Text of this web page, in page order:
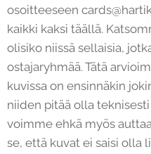
osoitteeseen
kaikki kaksi täällä.
olisiko niissä sellaisia,
ostajaryhmää. Tätä
kuvissa on ensinnäkin
niiden pitää olla
voimme ehkä myös
se, että kuvat ei saisi olla